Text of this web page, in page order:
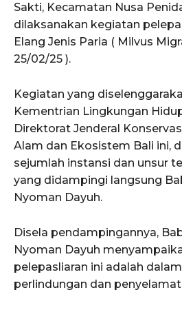
Sakti, Kecamatan Nusa
dilaksanakan kegiatan
Elang Jenis Paria ( Milvus
25/02/25 ).
Kegiatan yang
Kementrian Lingkungan
Direktorat Jenderal
Alam dan Ekosistem Bali ini,
sejumlah instansi dan unsur
yang didampingi langsung
Nyoman Dayuh.
Disela pendampingannya,
Nyoman Dayuh
pelepasliaran ini adalah
perlindungan dan